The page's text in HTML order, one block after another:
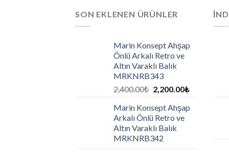
SON EKLENEN ÜRÜNLER
Marin Konsept Ahşap
Önlü Arkalı Retro ve
Altın Varaklı Balık
MRKNRB343
2,400.00₺ 2,200.00₺
Marin Konsept Ahşap
Arkalı Önlü Retro ve
Altın Varaklı Balık
MRKNRB342